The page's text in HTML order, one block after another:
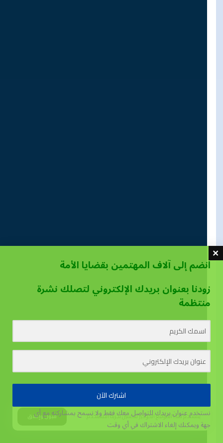
يستخدم هذا الموقع الكوكيز لتحسين تجربة المستخدم. قبول وإغلاق
انضم إلى آلاف المهتمين بقضايا الأمة
زودنا بعنوان بريدك الإلكتروني لتصلك نشرة
منتظمة
اشترك الآن
نستخدم عنوان بريدك للتواصل معك فقط ولا نسمح بمشاركته مع أي
جهةويمكنك إلغاء الاشتراك في أي وقت